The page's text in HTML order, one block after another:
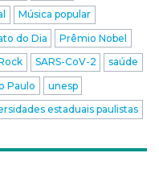
Música popular
do Dia
Prêmio Nobel
SARS-CoV-2
saúde
Paulo
unesp
estaduais paulistas